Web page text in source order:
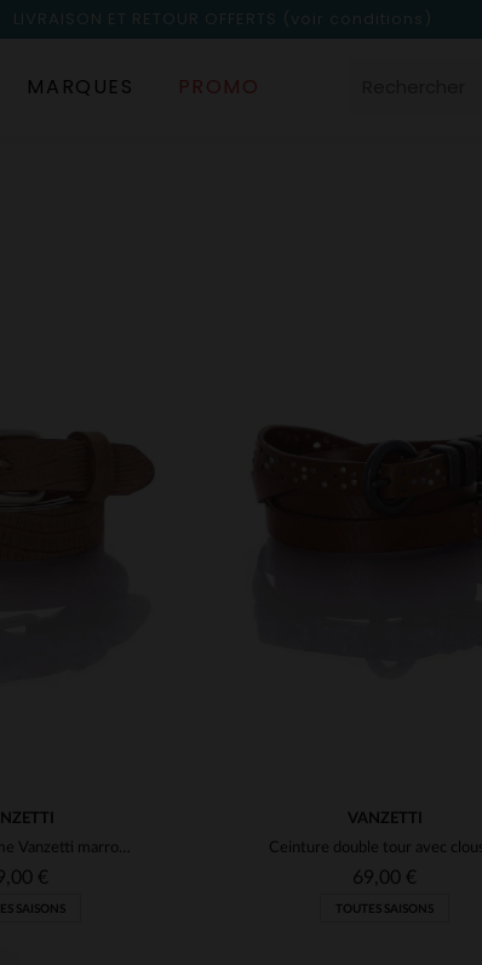
LIVRAISON ET RETOUR OFFERTS (voir conditions)
MARQUES PROMO
Ceinture femme Vanzetti marron en cuir
€
SAISONS
VANZETTI
69,00 €
TOUTES SAISONS